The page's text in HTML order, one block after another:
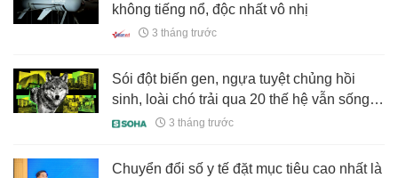
không tiếng nổ, độc nhất vô nhị
3 tháng trước
Sói đột biến gen, ngựa tuyệt chủng hồi
sinh, loài chó trải qua 20 thế hệ vẫn sống:
Chernobyl đang làm điều không ai dám
3 tháng trước
Chuyển đổi số y tế đặt mục tiêu cao nhất là